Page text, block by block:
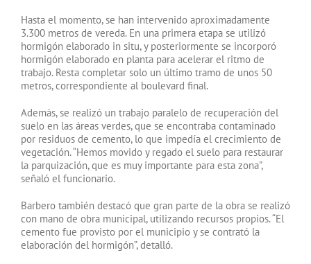
Hasta el momento, se han intervenido aproximadamente
3.300 metros de vereda. En una primera etapa se utilizó
hormigón elaborado in situ, y posteriormente se incorporó
hormigón elaborado en planta para acelerar el ritmo de
trabajo. Resta completar solo un último tramo de unos 50
metros, correspondiente al boulevard final.
Además, se realizó un trabajo paralelo de recuperación del
suelo en las áreas verdes, que se encontraba contaminado
por residuos de cemento, lo que impedía el crecimiento de
vegetación. “Hemos movido y regado el suelo para restaurar
la parquización, que es muy importante para esta zona”,
señaló el funcionario.
Barbero también destacó que gran parte de la obra se realizó
con mano de obra municipal, utilizando recursos propios. “El
cemento fue provisto por el municipio y se contrató la
elaboración del hormigón”, detalló.